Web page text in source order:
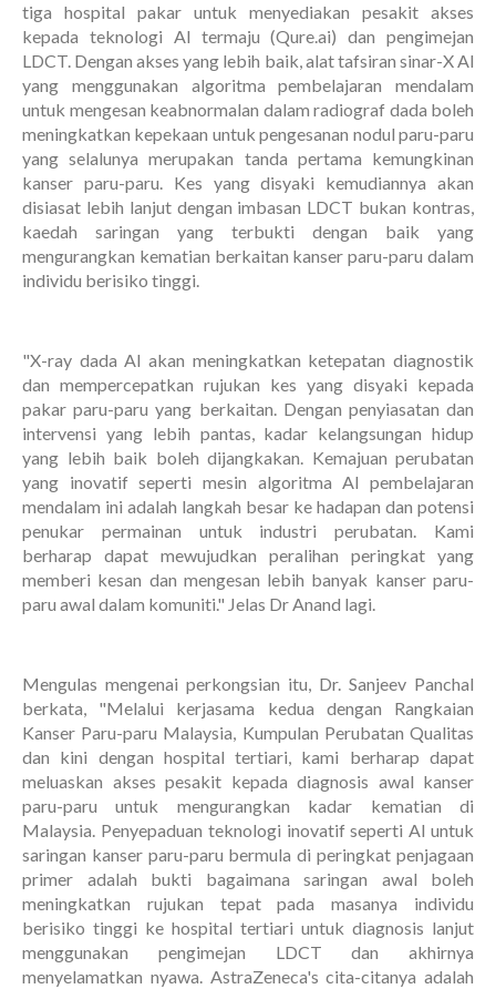
tiga hospital pakar untuk menyediakan pesakit akses
kepada teknologi Al termaju (Qure.ai) dan pengimejan
LDCT. Dengan akses yang lebih baik, alat tafsiran sinar-X Al
yang menggunakan algoritma pembelajaran mendalam
untuk mengesan keabnormalan dalam radiograf dada boleh
meningkatkan kepekaan untuk pengesanan nodul paru-paru
yang selalunya merupakan tanda pertama kemungkinan
kanser paru-paru. Kes yang disyaki kemudiannya akan
disiasat lebih lanjut dengan imbasan LDCT bukan kontras,
kaedah saringan yang terbukti dengan baik yang
mengurangkan kematian berkaitan kanser paru-paru dalam
individu berisiko tinggi.
"X-ray dada Al akan meningkatkan ketepatan diagnostik
dan mempercepatkan rujukan kes yang disyaki kepada
pakar paru-paru yang berkaitan. Dengan penyiasatan dan
intervensi yang lebih pantas, kadar kelangsungan hidup
yang lebih baik boleh dijangkakan. Kemajuan perubatan
yang inovatif seperti mesin algoritma Al pembelajaran
mendalam ini adalah langkah besar ke hadapan dan potensi
penukar permainan untuk industri perubatan. Kami
berharap dapat mewujudkan peralihan peringkat yang
memberi kesan dan mengesan lebih banyak kanser paru-
paru awal dalam komuniti." Jelas Dr Anand lagi.
Mengulas mengenai perkongsian itu, Dr. Sanjeev Panchal
berkata, "Melalui kerjasama kedua dengan Rangkaian
Kanser Paru-paru Malaysia, Kumpulan Perubatan Qualitas
dan kini dengan hospital tertiari, kami berharap dapat
meluaskan akses pesakit kepada diagnosis awal kanser
paru-paru untuk mengurangkan kadar kematian di
Malaysia. Penyepaduan teknologi inovatif seperti Al untuk
saringan kanser paru-paru bermula di peringkat penjagaan
primer adalah bukti bagaimana saringan awal boleh
meningkatkan rujukan tepat pada masanya individu
berisiko tinggi ke hospital tertiari untuk diagnosis lanjut
menggunakan pengimejan LDCT dan akhirnya
menyelamatkan nyawa. AstraZeneca's cita-citanya adalah